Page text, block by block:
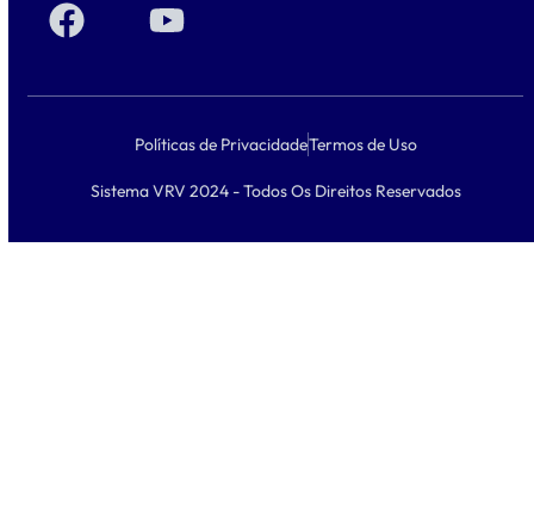
Políticas de PrivacidadeTermos de Uso
Sistema VRV 2024 - Todos Os Direitos Reservados